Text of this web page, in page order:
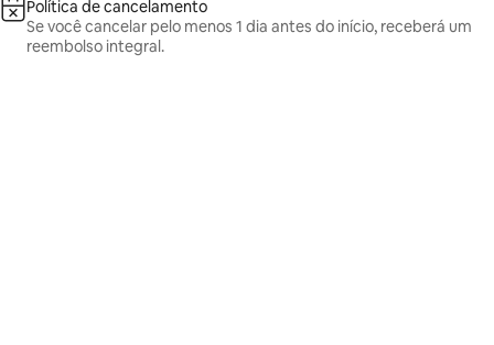
Política de cancelamento
Se você cancelar pelo menos 1 dia antes do início, receberá um
reembolso integral.